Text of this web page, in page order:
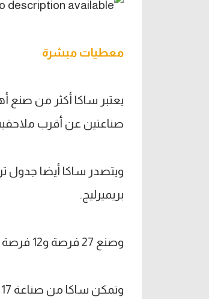
معطيات مبشرة
يعتبر ساكا أكثر من صنع
صناعتين عن أقرب
بريميرليج.
وصنع 27 فرصة و12 فرصة محققة للتهديف كمتصدر قائمة الرقمين.
وتمكن ساكا من صناعة 17 فرصة من اللعب المفتوح كثالث أكثر لاعب في الدوري.